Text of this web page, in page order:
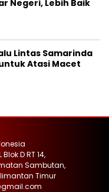
Negeri, Lebih Baik
Lintas Samarinda
Atasi Macet
D RT 14,
Sambutan,
Timur